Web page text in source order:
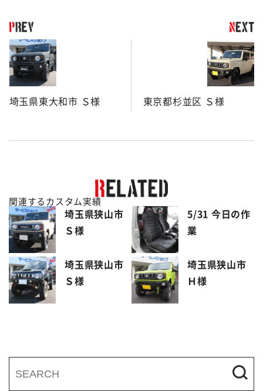
埼玉県東大和市 Ｓ様 東京都杉並区 Ｓ様
関連するカスタム実績
埼玉県狭山市
Ｓ様
5/31 今日の作
業
埼玉県狭山市
Ｓ様
埼玉県狭山市
Ｈ様